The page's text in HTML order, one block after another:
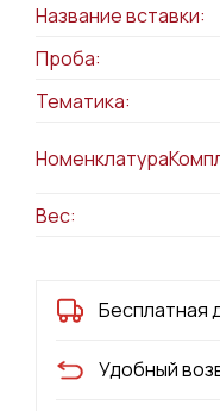
Название вставки:
Проба:
Тематика:
Вес:
Бесплатная
Удобный